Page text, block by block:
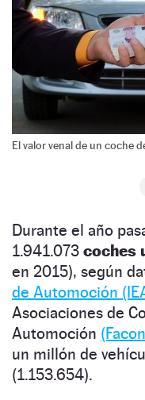
El valor venal de un coche
Durante el año
1.941.073 coches
en 2015), según
de Automoción
Asociaciones de
Automoción
un millón de
(1.153.654).